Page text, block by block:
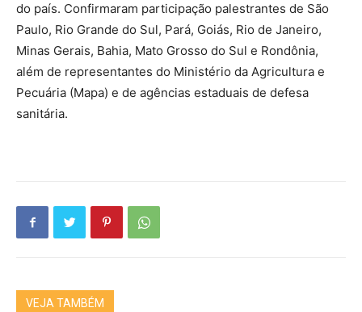
do país. Confirmaram participação palestrantes de São
Paulo, Rio Grande do Sul, Pará, Goiás, Rio de Janeiro,
Minas Gerais, Bahia, Mato Grosso do Sul e Rondônia,
além de representantes do Ministério da Agricultura e
Pecuária (Mapa) e de agências estaduais de defesa
sanitária.
VEJA TAMBÉM